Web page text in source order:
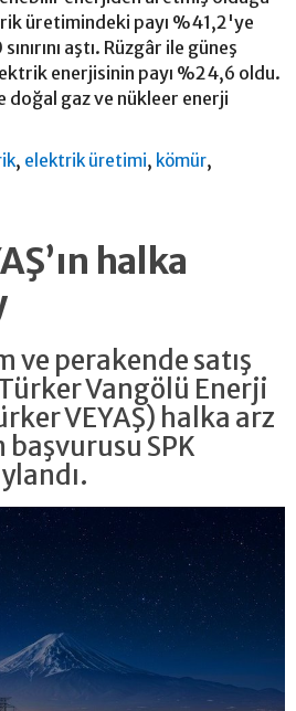
üretimindeki payı %41,2'ye
aştı. Rüzgâr ile güneş
enerjisinin payı %24,6 oldu.
doğal gaz ve nükleer enerji
, elektrik üretimi, kömür,
halka
ve perakende satış
Vangölü Enerji
VEYAŞ) halka arz
SPK